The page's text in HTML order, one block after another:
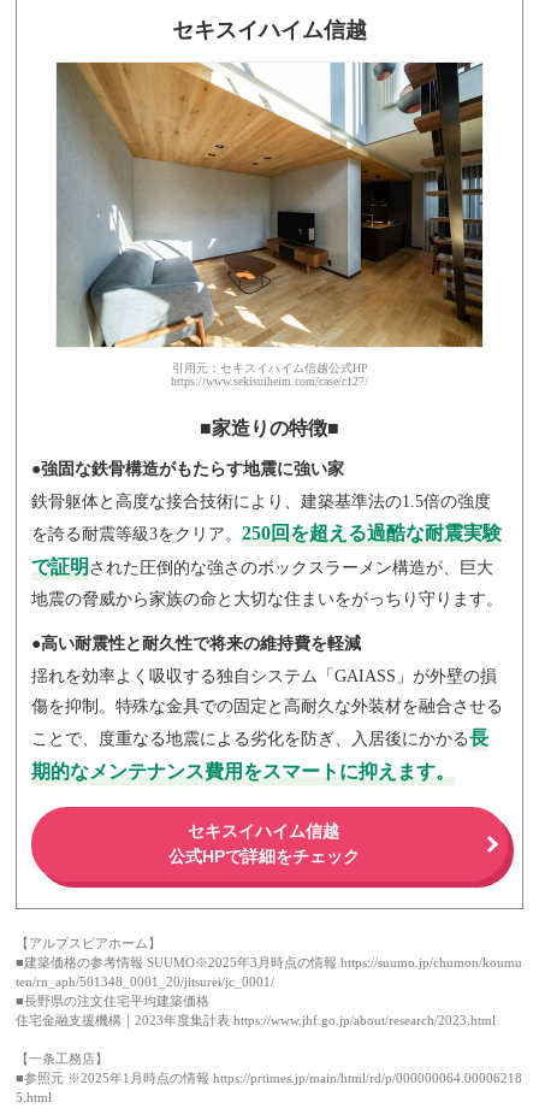
セキスイハイム信越
引用元：セキスイハイム信越公式HP
https://www.sekisuiheim.com/case/c127/
■家造りの特徴■
●強固な鉄骨構造がもたらす地震に強い家
鉄骨躯体と高度な接合技術により、建築基準法の1.5倍の強度
を誇る耐震等級3をクリア。250回を超える過酷な耐震実験
で証明 された圧倒的な強さのボックスラーメン構造が、巨大
地震の脅威から家族の命と大切な住まいをがっちり守ります。
●高い耐震性と耐久性で将来の維持費を軽減
揺れを効率よく吸収する独自システム「GAIASS」が外壁の損
傷を抑制。特殊な金具での固定と高耐久な外装材を融合させる
ことで、度重なる地震による劣化を防ぎ、入居後にかかる長
期的なメンテナンス費用をスマートに抑えます。
セキスイハイム信越
公式HPで詳細をチェック
【アルプスピアホーム】
■建築価格の参考情報 SUUMO※2025年3月時点の情報 https://suumo.jp/chumon/koumu
ten/rn_aph/501348_0001_20/jitsurei/jc_0001/
■長野県の注文住宅平均建築価格
住宅金融支援機構｜2023年度集計表 https://www.jhf.go.jp/about/research/2023.html
【一条工務店】
■参照元 ※2025年1月時点の情報 https://prtimes.jp/main/html/rd/p/000000064.00006218
5.html